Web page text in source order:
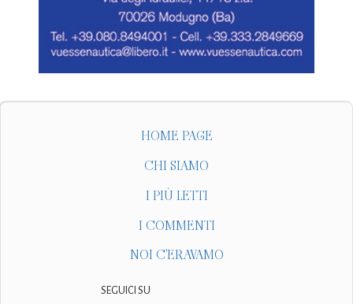
HOME PAGE
CHI SIAMO
I PIÙ LETTI
I COMMENTI
NOI C'ERAVAMO
SEGUICI SU